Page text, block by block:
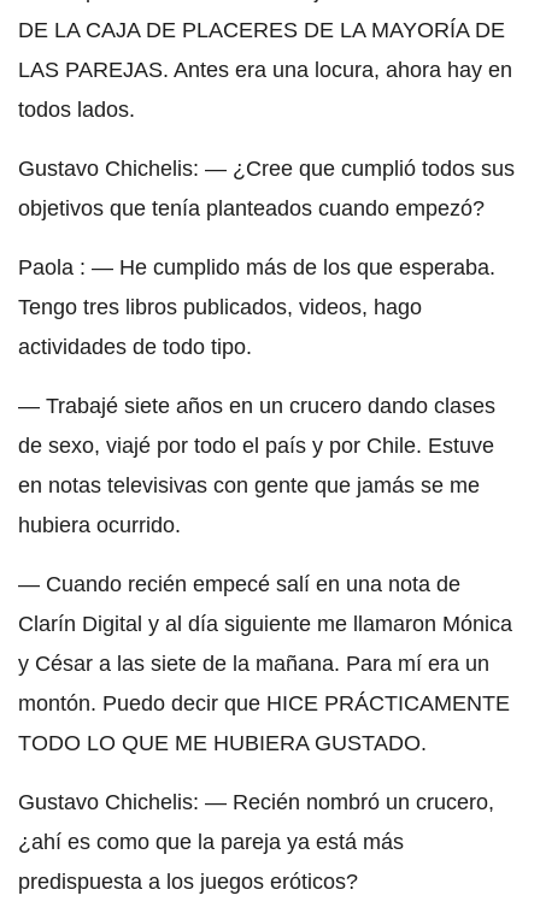
DE LA CAJA DE PLACERES DE LA MAYORÍA DE
LAS PAREJAS. Antes era una locura, ahora hay en
todos lados.
Gustavo Chichelis: — ¿Cree que cumplió todos sus
objetivos que tenía planteados cuando empezó?
Paola : — He cumplido más de los que esperaba.
Tengo tres libros publicados, videos, hago
actividades de todo tipo.
— Trabajé siete años en un crucero dando clases
de sexo, viajé por todo el país y por Chile. Estuve
en notas televisivas con gente que jamás se me
hubiera ocurrido.
— Cuando recién empecé salí en una nota de
Clarín Digital y al día siguiente me llamaron Mónica
y César a las siete de la mañana. Para mí era un
montón. Puedo decir que HICE PRÁCTICAMENTE
TODO LO QUE ME HUBIERA GUSTADO.
Gustavo Chichelis: — Recién nombró un crucero,
¿ahí es como que la pareja ya está más
predispuesta a los juegos eróticos?